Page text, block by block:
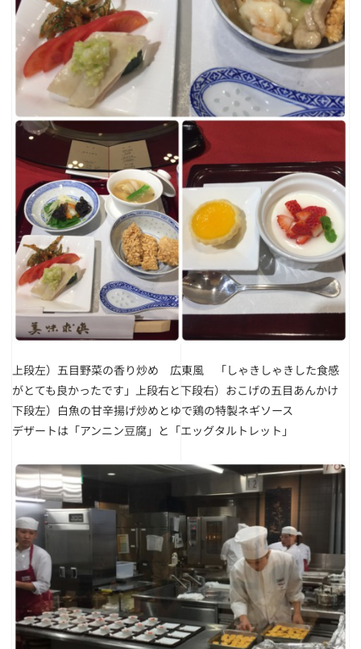
上段左）五目野菜の香り炒め 広東風 「しゃきしゃきした食感
がとても良かったです」
上段右と下段右）おこげの五目あんかけ
下段左）白魚の甘辛揚げ炒めとゆで鶏の特製ネギソース
デザートは「アンニン豆腐」と「エッグタルトレット」